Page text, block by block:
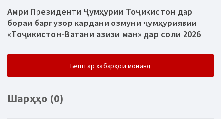
Амри Президенти Ҷумҳурии Тоҷикистон дар
бораи баргузор кардани озмуни ҷумҳуриявии
«Тоҷикистон-Ватани азизи ман» дар соли 2026
Бештар хабарҳои монанд
Шарҳҳо (0)